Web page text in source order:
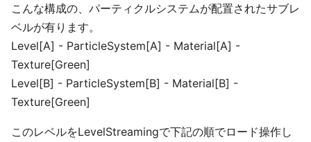
こんな構成の、パーティクルシステムが配置されたサブレ
ベルが有ります。
Level[A] - ParticleSystem[A] - Material[A] -
Texture[Green]
Level[B] - ParticleSystem[B] - Material[B] -
Texture[Green]
このレベルをLevelStreamingで下記の順でロード操作し